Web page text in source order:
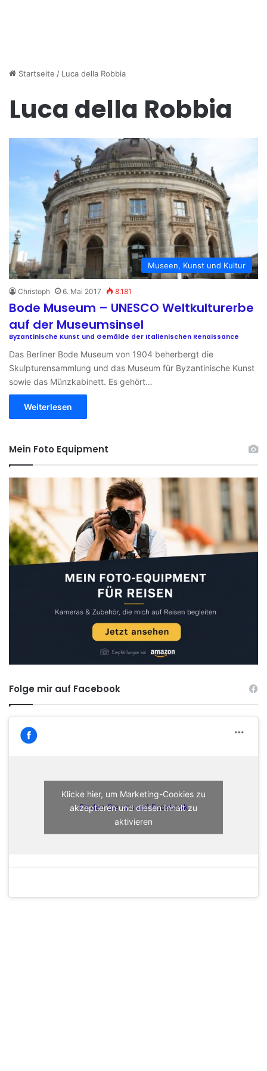
Startseite / Luca della Robbia
Luca della Robbia
Museen, Kunst und Kultur
Christoph 6. Mai 2017 8.181
Bode Museum – UNESCO Weltkulturerbe
auf der Museumsinsel
Byzantinische Kunst und Gemälde der Italienischen Renaissance
Das Berliner Bode Museum von 1904 beherbergt die
Skulpturensammlung und das Museum für Byzantinische Kunst
sowie das Münzkabinett. Es gehört…
Weiterlesen
Mein Foto Equipment
Folge mir auf Facebook
Finden Sie uns auf Facebook
Klicke hier, um Marketing-Cookies zu
akzeptieren und diesen Inhalt zu
aktivieren